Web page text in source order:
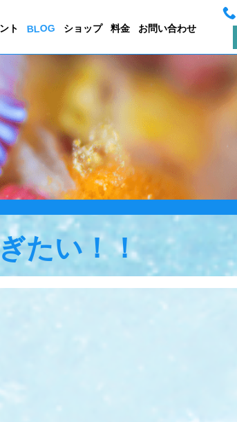
ト BLOG ショップ 料金 お問い合わせ
たい！！